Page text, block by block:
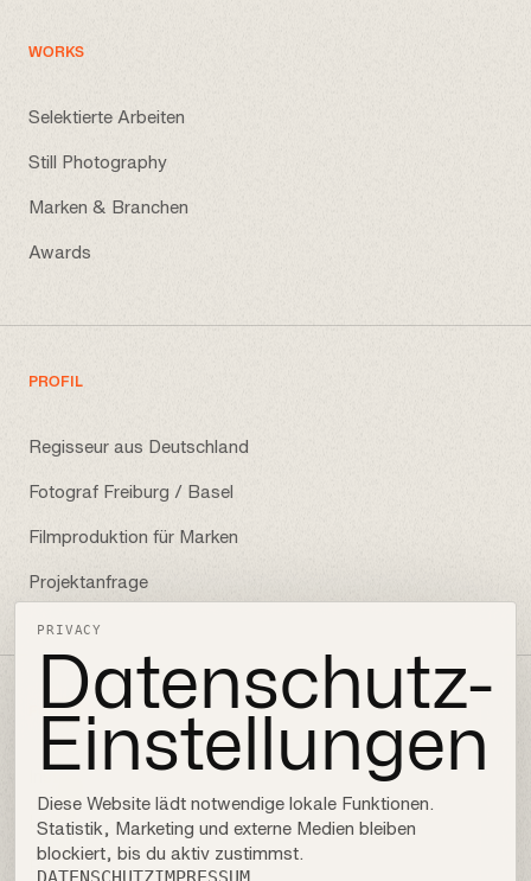
WORKS
Selektierte Arbeiten
Still Photography
Marken & Branchen
Awards
PROFIL
Regisseur aus Deutschland
Fotograf Freiburg / Basel
Filmproduktion für Marken
Projektanfrage
FOLLOW
Instagram
LinkedIn
Behance
PRIVACY
Datenschutz-
Einstellungen
Diese Website lädt notwendige lokale Funktionen.
Statistik, Marketing und externe Medien bleiben
blockiert, bis du aktiv zustimmst.